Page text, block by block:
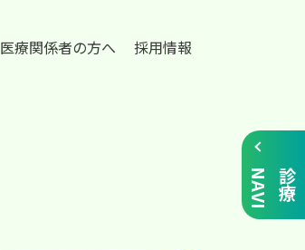
診
療
N
A
V
I
医療関係者の方へ 採用情報